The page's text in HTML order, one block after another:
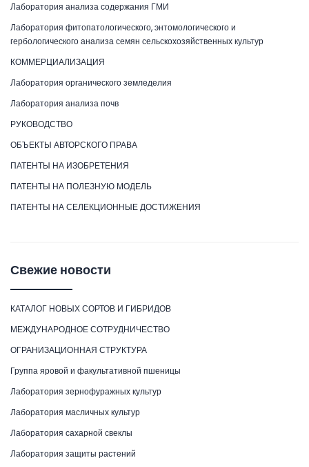
Лаборатория анализа содержания ГМИ
Лаборатория фитопатологического, энтомологического и
гербологического анализа семян сельскохозяйственных культур
КОММЕРЦИАЛИЗАЦИЯ
Лаборатория органического земледелия
Лаборатория анализа почв
РУКОВОДСТВО
ОБЪЕКТЫ АВТОРСКОГО ПРАВА
ПАТЕНТЫ НА ИЗОБРЕТЕНИЯ
ПАТЕНТЫ НА ПОЛЕЗНУЮ МОДЕЛЬ
ПАТЕНТЫ НА СЕЛЕКЦИОННЫЕ ДОСТИЖЕНИЯ
Свежие новости
КАТАЛОГ НОВЫХ СОРТОВ И ГИБРИДОВ
МЕЖДУНАРОДНОЕ СОТРУДНИЧЕСТВО
ОГРАНИЗАЦИОННАЯ СТРУКТУРА
Группа яровой и факультативной пшеницы
Лаборатория зернофуражных культур
Лаборатория масличных культур
Лаборатория сахарной свеклы
Лаборатория защиты растений